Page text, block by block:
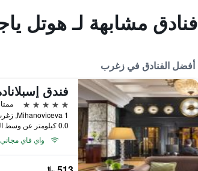
فنادق مشابهة لـ هوتل
أفضل الفنادق في زغرب
فندق
5 نجوم
ممتاز
Mihanoviceva 1, زغرب, كرواتيا
0.0 كيلومتر عن وسط المدينة
واي فاي مجاني